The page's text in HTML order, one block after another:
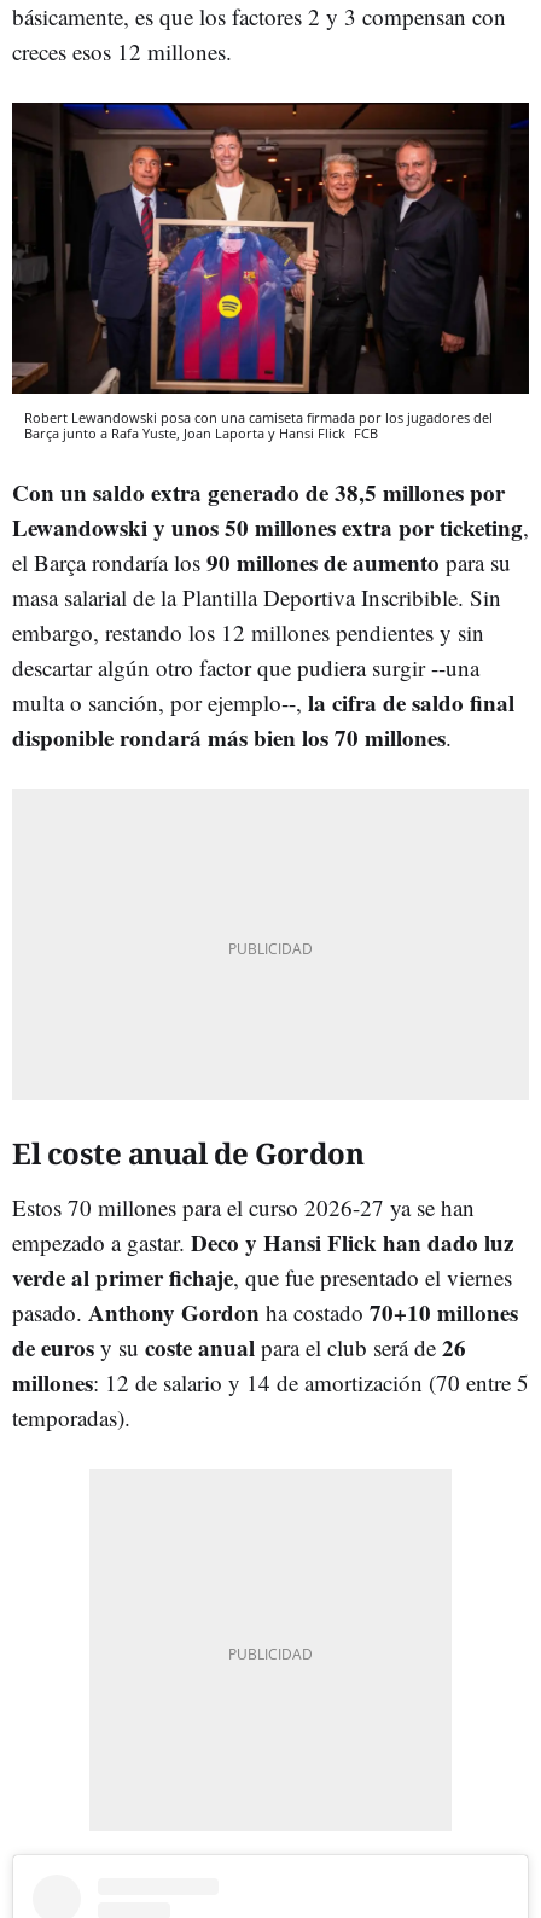
básicamente, es que los factores 2 y 3 compensan con
creces esos 12 millones.
Robert Lewandowski posa con una camiseta firmada por los jugadores del
Barça junto a Rafa Yuste, Joan Laporta y Hansi Flick FCB
Con un saldo extra generado de 38,5 millones por
Lewandowski y unos 50 millones extra por ticketing,
el Barça rondaría los 90 millones de aumento para su
masa salarial de la Plantilla Deportiva Inscribible. Sin
embargo, restando los 12 millones pendientes y sin
descartar algún otro factor que pudiera surgir --una
multa o sanción, por ejemplo--, la cifra de saldo final
disponible rondará más bien los 70 millones.
El coste anual de Gordon
Estos 70 millones para el curso 2026-27 ya se han
empezado a gastar. Deco y Hansi Flick han dado luz
verde al primer fichaje, que fue presentado el viernes
pasado. Anthony Gordon ha costado 70+10 millones
de euros y su coste anual para el club será de 26
millones: 12 de salario y 14 de amortización (70 entre 5
temporadas).